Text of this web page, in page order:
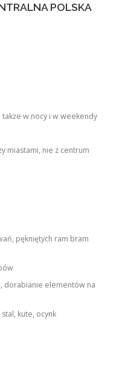
POLSKA
także w nocy i w weekendy
miastami, nie z centrum
pękniętych ram bram
dorabianie elementów na
kute, ocynk